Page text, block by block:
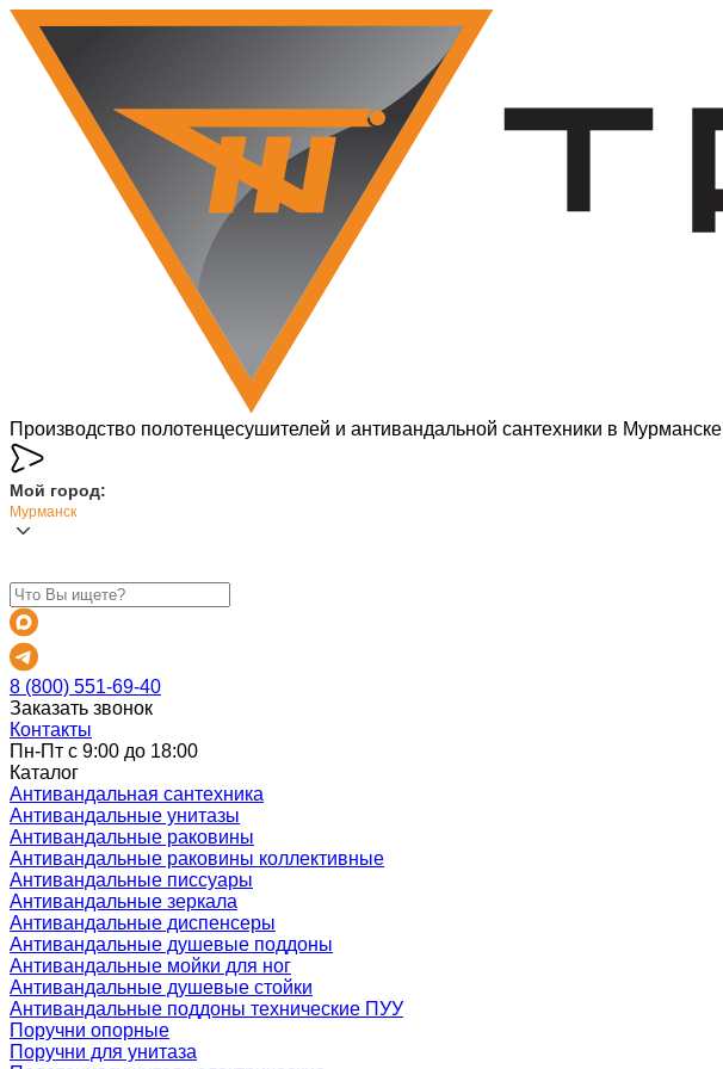
Производство полотенцесушителей и антивандальной сантехники в Мурманске
Мой город:
Мурманск
8 (800) 551-69-40
Заказать звонок
Контакты
Пн-Пт с 9:00 до 18:00
Каталог
Антивандальная сантехника
Антивандальные унитазы
Антивандальные раковины
Антивандальные раковины коллективные
Антивандальные писсуары
Антивандальные зеркала
Антивандальные диспенсеры
Антивандальные душевые поддоны
Антивандальные мойки для ног
Антивандальные душевые стойки
Антивандальные поддоны технические ПУУ
Поручни опорные
Поручни для унитаза